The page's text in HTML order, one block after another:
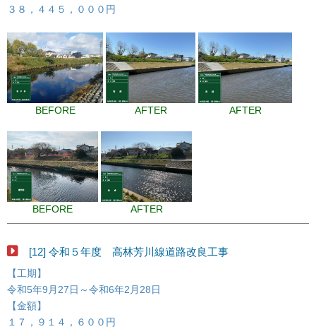
３８，４４５，０００円
BEFORE AFTER AFTER
BEFORE AFTER
[12] 令和５年度 高林芳川線道路改良工事
【工期】
令和5年9月27日～令和6年2月28日
【金額】
１７，９１４，６００円